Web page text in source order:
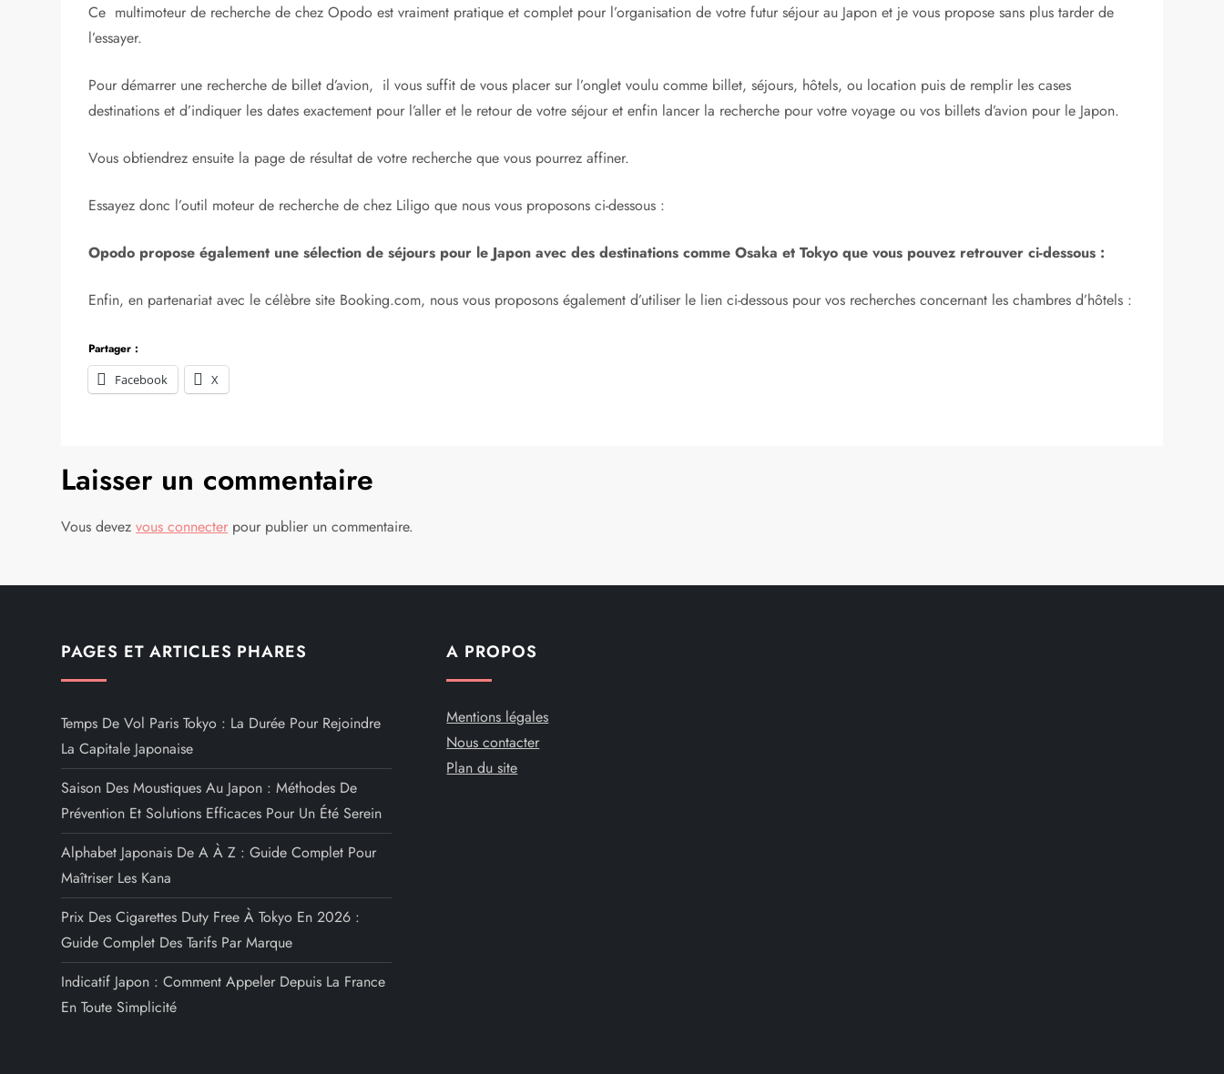
Ce multimoteur de recherche de chez Opodo est vraiment pratique et complet pour l’organisation de votre futur séjour au Japon et je vous propose sans plus tarder de
l’essayer.
Pour démarrer une recherche de billet d’avion, il vous suffit de vous placer sur l’onglet voulu comme billet, séjours, hôtels, ou location puis de remplir les cases
destinations et d’indiquer les dates exactement pour l’aller et le retour de votre séjour et enfin lancer la recherche pour votre voyage ou vos billets d’avion pour le Japon.
Vous obtiendrez ensuite la page de résultat de votre recherche que vous pourrez affiner.
Essayez donc l’outil moteur de recherche de chez Liligo que nous vous proposons ci-dessous :
Opodo propose également une sélection de séjours pour le Japon avec des destinations comme Osaka et Tokyo que vous pouvez retrouver ci-dessous :
Enfin, en partenariat avec le célèbre site Booking.com, nous vous proposons également d’utiliser le lien ci-dessous pour vos recherches concernant les chambres d’hôtels :
Partager :
Facebook
X
Laisser un commentaire
Vous devezvous connecter pour publier un commentaire.
PAGES ET ARTICLES PHARES
Temps De Vol Paris Tokyo : La Durée Pour Rejoindre
La Capitale Japonaise
Saison Des Moustiques Au Japon : Méthodes De
Prévention Et Solutions Efficaces Pour Un Été Serein
Alphabet Japonais De A À Z : Guide Complet Pour
Maîtriser Les Kana
Prix Des Cigarettes Duty Free À Tokyo En 2026 :
Guide Complet Des Tarifs Par Marque
Indicatif Japon : Comment Appeler Depuis La France
En Toute Simplicité
A PROPOS
Mentions légales
Nous contacter
Plan du site